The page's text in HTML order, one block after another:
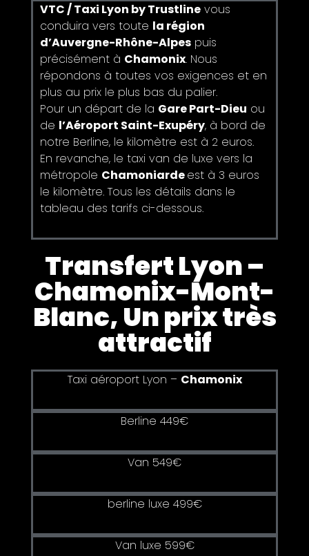
VTC / Taxi Lyon by Trustline vous
conduira vers toute la région
d’Auvergne-Rhône-Alpes puis
précisément à Chamonix. Nous
répondons à toutes vos exigences et en
plus au prix le plus bas du palier.
Pour un départ de la Gare Part-Dieu ou
de l’Aéroport Saint-Exupéry, à bord de
notre Berline, le kilomètre est à 2 euros.
En revanche, le taxi van de luxe vers la
métropole Chamoniardeest à 3 euros
le kilomètre. Tous les détails dans le
tableau des tarifs ci-dessous.
Transfert Lyon –
Chamonix-Mont-
Blanc, Un prix très
attractif
Taxi aéroport Lyon – Chamonix
Berline 449€
Van 549€
berline luxe 499€
Van luxe 599€